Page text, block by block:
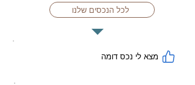
לכל הנכסים שלנו
מצא לי נכס דומה